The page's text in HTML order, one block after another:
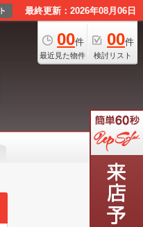
最終更新：2026年08月06日
00件
最近見た物件
00件
検討リスト